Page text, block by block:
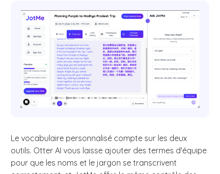
Le vocabulaire personnalisé compte sur les deux
outils. Otter AI vous laisse ajouter des termes d'équipe
pour que les noms et le jargon se transcrivent